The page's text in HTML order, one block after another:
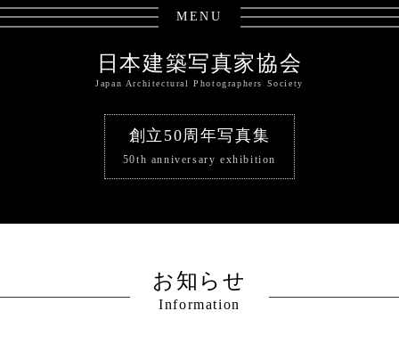
MENU
日本建築写真家協会
Japan Architectural Photographers Society
創立50周年写真集
50th anniversary exhibition
お知らせ
Information